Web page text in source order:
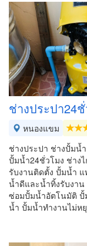
ช่างประปา24
หนองแขม
ช่างประปา ช่างปั้มน้
ปั้มน้ำ24ชั่วโมง ช่างไ
รับงานติดตั้ง ปั้มน้ำ
น้ำดีและน้ำทิ้งรับงาน
ซ่อมปั้มน้ำอัตโนมัติ
น้ำ ปั้มน้ำทำงานไม่ห